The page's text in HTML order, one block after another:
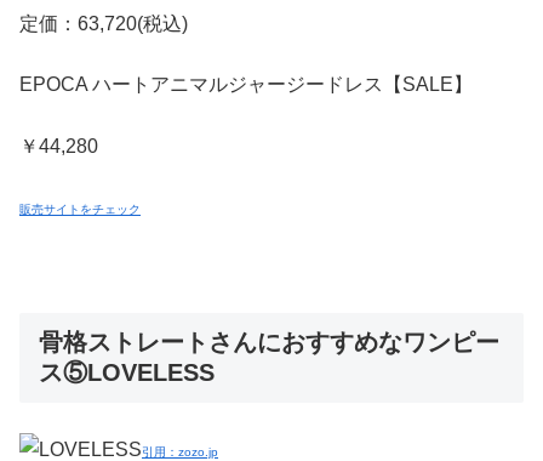
定価：63,720(税込)
EPOCA ハートアニマルジャージードレス【SALE】
￥44,280
販売サイトをチェック
骨格ストレートさんにおすすめなワンピー
ス⑤LOVELESS
引用：zozo.jp